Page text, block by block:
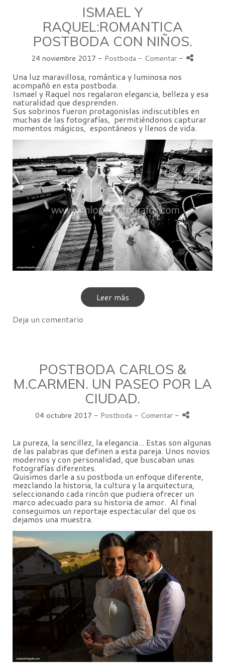
ISMAEL Y
RAQUEL:ROMANTICA
POSTBODA CON NIÑOS.
24 noviembre 2017 - Postboda - Comentar -
Una luz maravillosa, romántica y luminosa nos
acompañó en esta postboda.
Ismael y Raquel nos regalaron elegancia, belleza y esa
naturalidad que desprenden.
Sus sobrinos fueron protagonislas indiscutibles en
muchas de las fotografías, permitiéndonos capturar
momentos mágicos, espontáneos y llenos de vida.
Leer más
Deja un comentario
POSTBODA CARLOS &
M.CARMEN. UN PASEO POR LA
CIUDAD.
04 octubre 2017 - Postboda - Comentar -
La pureza, la sencillez, la elegancia... Estas son algunas
de las palabras que definen a esta pareja. Unos novios
modernos y con personalidad, que buscaban unas
fotografías diferentes.
Quisimos darle a su postboda un enfoque diferente,
mezclando la historia, la cultura y la arquitectura,
seleccionando cada rincón que pudiera ofrecer un
marco adecuado para su historia de amor. Al final
conseguimos un reportaje espectacular del que os
dejamos una muestra.